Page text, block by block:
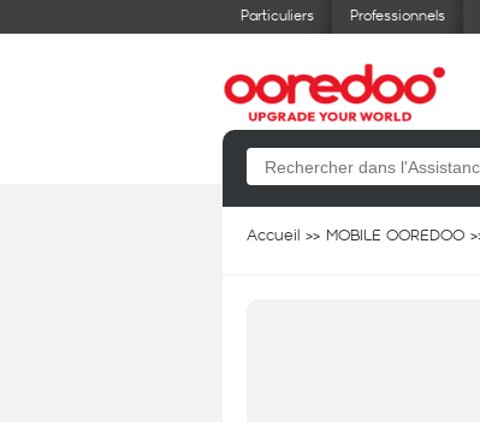
Particuliers Professionnels
Accueil MOBILE OOREDOO